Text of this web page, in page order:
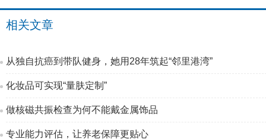
相关文章
从独自抗癌到带队健身，她用28年筑起“邻里港湾”
化妆品可实现“量肤定制”
做核磁共振检查为何不能戴金属饰品
专业能力评估，让养老保障更贴心